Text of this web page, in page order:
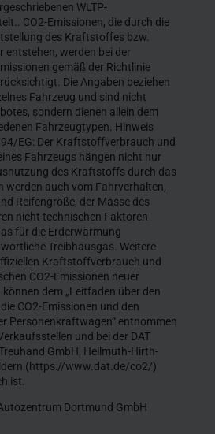
WLTP-
CO2-Emissionen, die durch die
des Kraftstoffes bzw.
entstehen, werden bei der
gemäß der Richtlinie
Die Angaben beziehen
Fahrzeug und sind nicht
sondern dienen allein dem
Fahrzeugtypen. Hinweis
EG: Der Kraftstoffverbrauch und
Fahrzeugs hängen nicht nur
des Kraftstoffs durch das
werden auch vom Fahrverhalten,
Reifengröße, der Masse des
nicht technischen Faktoren
für die Erderwärmung
Treibhausgas. Weitere
Kraftstoffverbrauch und
CO2-Emissionen neuer
dem „Leitfaden über den
CO2-Emissionen und den
Personenkraftwagen“ entnommen
und bei der DAT
GmbH, Hellmuth-Hirth-
(https://www.dat.de/co2/)
ist.
Dortmund GmbH